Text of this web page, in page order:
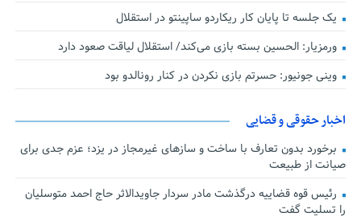
یک جلسه تا پایان کار ریکاردو ساپینتو در استقلال
ورمزیار: الحسین بسته بازی می‌کند/ استقلال لیاقت صعود دارد
وینی جونیور: حسرتم بازی نکردن در کنار رونالدو بود
اخبار حقوقی و قضایی
برخورد بدون تعارف با ساخت‌ و سازهای غیرمجاز در یزد؛ عزم جدی برای
صیانت از طبیعت
رئیس قوه قضاییه درگذشت مادر سردار جاویدالاثر حاج احمد متوسلیان
را تسلیت گفت